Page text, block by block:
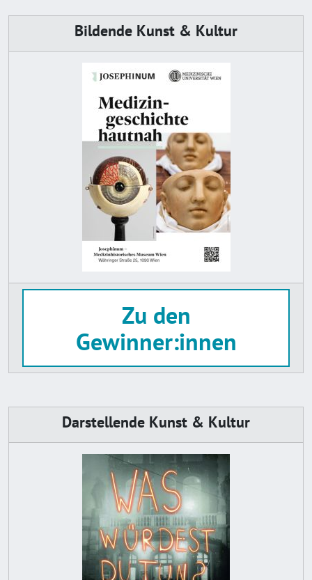
Bildende Kunst & Kultur
Zu den
Gewinner:innen
Darstellende Kunst & Kultur